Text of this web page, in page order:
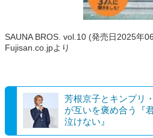
SAUNA BROS. vol.10 (発売日2025年
Fujisan.co.jpより
芳根京子とキンプリ
が互いを褒め合う『
泣けない』